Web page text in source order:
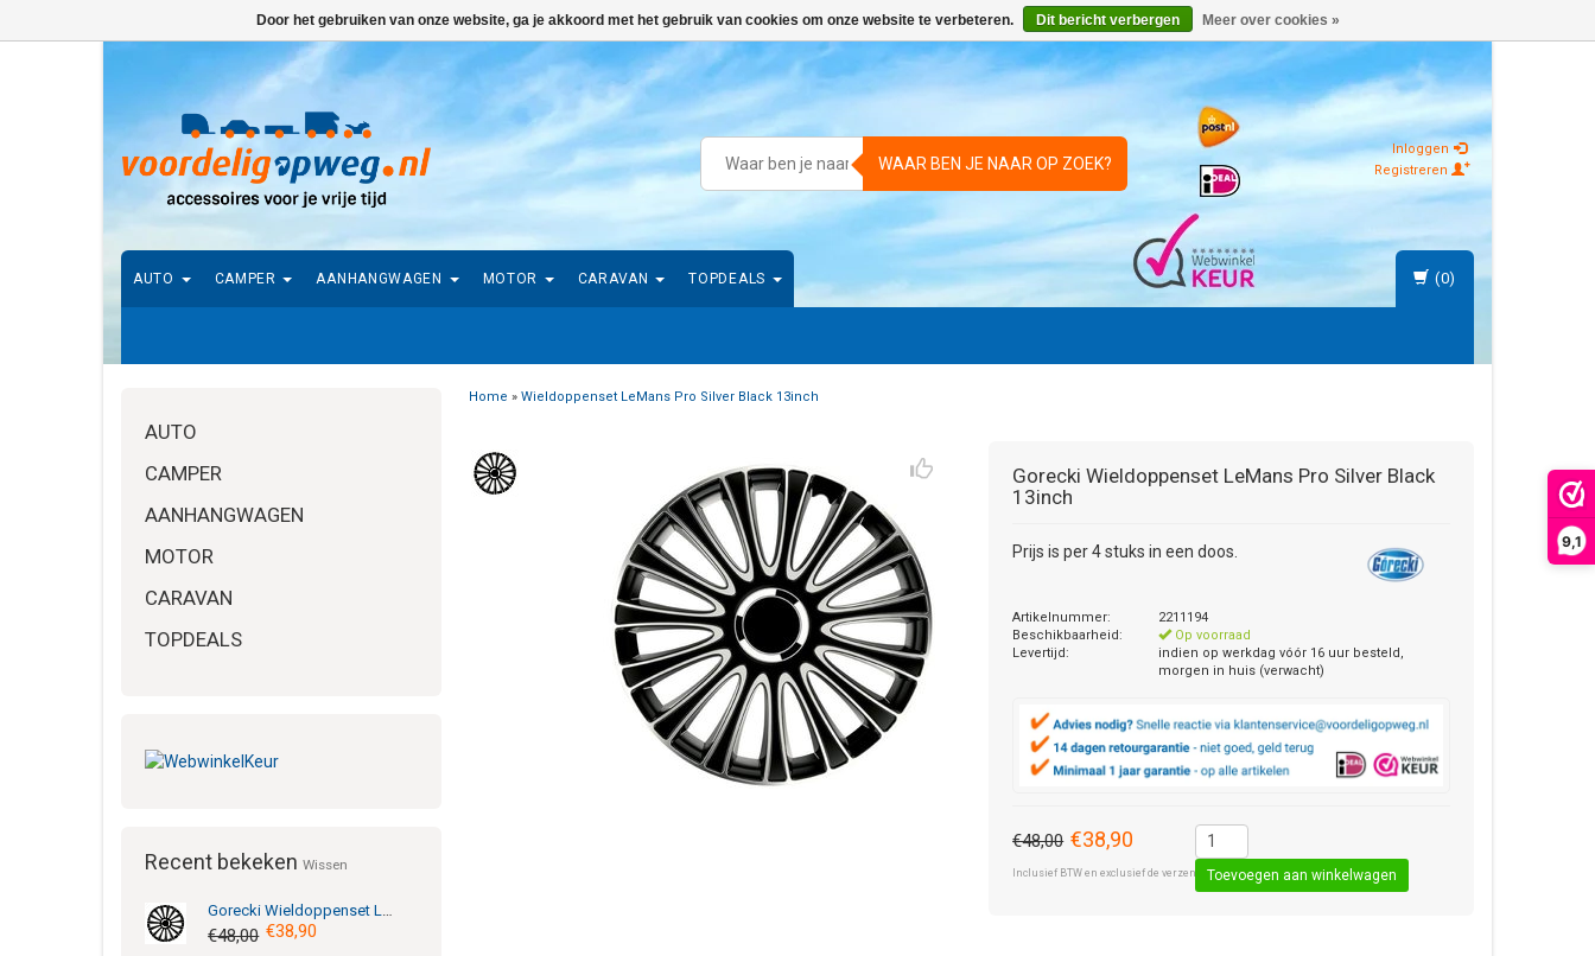
9,1
WAAR BEN JE NAAR OP ZOEK?
Inloggen
Registreren
AUTO CAMPER AANHANGWAGEN MOTOR CARAVAN TOPDEALS (0)
AUTO
CAMPER
AANHANGWAGEN
MOTOR
CARAVAN
TOPDEALS
Recent bekeken Wissen
Gorecki Wieldoppenset LeMans Pro Silver Black 13inch
€48,00 €38,90
Home » Wieldoppenset LeMans Pro Silver Black 13inch
Gorecki Wieldoppenset LeMans Pro Silver Black
13inch
Prijs is per 4 stuks in een doos.
Artikelnummer:
2211194
Beschikbaarheid:
Op voorraad
Levertijd:
indien op werkdag vóór 16 uur besteld,
morgen in huis (verwacht)
€48,00 €38,90
Inclusief BTW en exclusief de verzendkosten € 8,50 (standaard pakket).
Door het gebruiken van onze website, ga je akkoord met het gebruik van cookies om onze website te verbeteren. Dit bericht verbergen Meer over cookies »